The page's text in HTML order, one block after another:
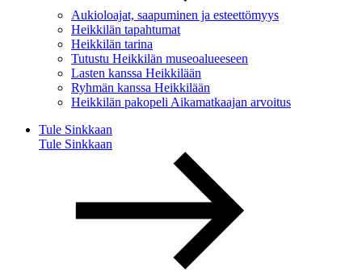
Aukioloajat, saapuminen ja esteettömyys
Heikkilän tapahtumat
Heikkilän tarina
Tutustu Heikkilän museoalueeseen
Lasten kanssa Heikkilään
Ryhmän kanssa Heikkilään
Heikkilän pakopeli Aikamatkaajan arvoitus
Tule Sinkkaan
Tule Sinkkaan